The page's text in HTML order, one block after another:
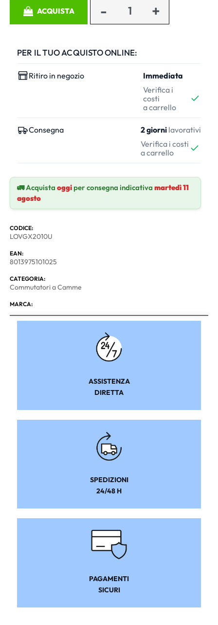
ACQUISTA
PER IL TUO ACQUISTO ONLINE:
Ritiro in negozio
Immediata
Verifica i
costi
a carrello
Consegna 2 giorni lavorativi
Verifica i costi
a carrello
🚛 Acquista oggiper consegna indicativa martedì 11
agosto
CODICE:
LOVGX2010U
EAN:
8013975101025
CATEGORIA:
Commutatori a Camme
MARCA:
ASSISTENZA
DIRETTA
SPEDIZIONI
24/48 H
PAGAMENTI
SICURI